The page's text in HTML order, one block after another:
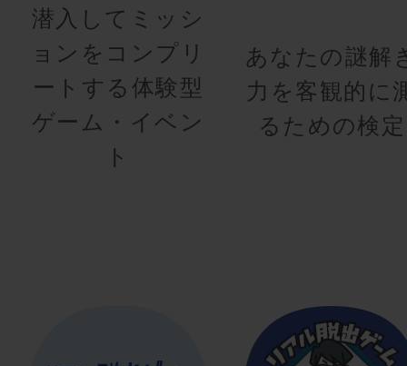
潜入してミッシ
ョンをコンプリ
ートする体験型
ゲーム・イベン
ト
あなたの謎解
力を客観的に
るための検定